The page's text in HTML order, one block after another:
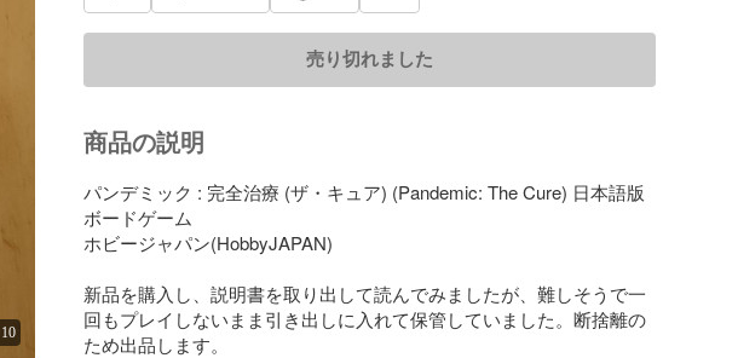
10
売り切れました
商品の説明
パンデミック : 完全治療 (ザ・キュア) (Pandemic: The Cure) 日本語版
ボードゲーム
ホビージャパン(HobbyJAPAN)
新品を購入し、説明書を取り出して読んでみましたが、難しそうで一
回もプレイしないまま引き出しに入れて保管していました。断捨離の
ため出品します。